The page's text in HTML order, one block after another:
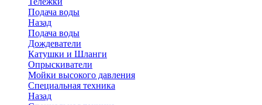
Подача воды
Назад
Подача воды
Дождеватели
Катушки и Шланги
Опрыскиватели
Мойки высокого давления
Специальная техника
Назад